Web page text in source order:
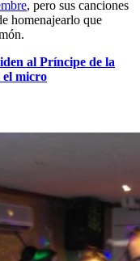
, pero sus canciones
homenajearlo que
al Príncipe de la
micro